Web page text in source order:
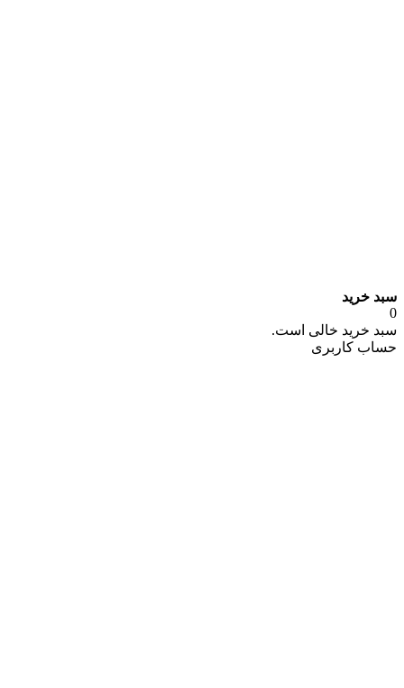
سبد خرید
0
سبد خرید خالی است.
حساب کاربری